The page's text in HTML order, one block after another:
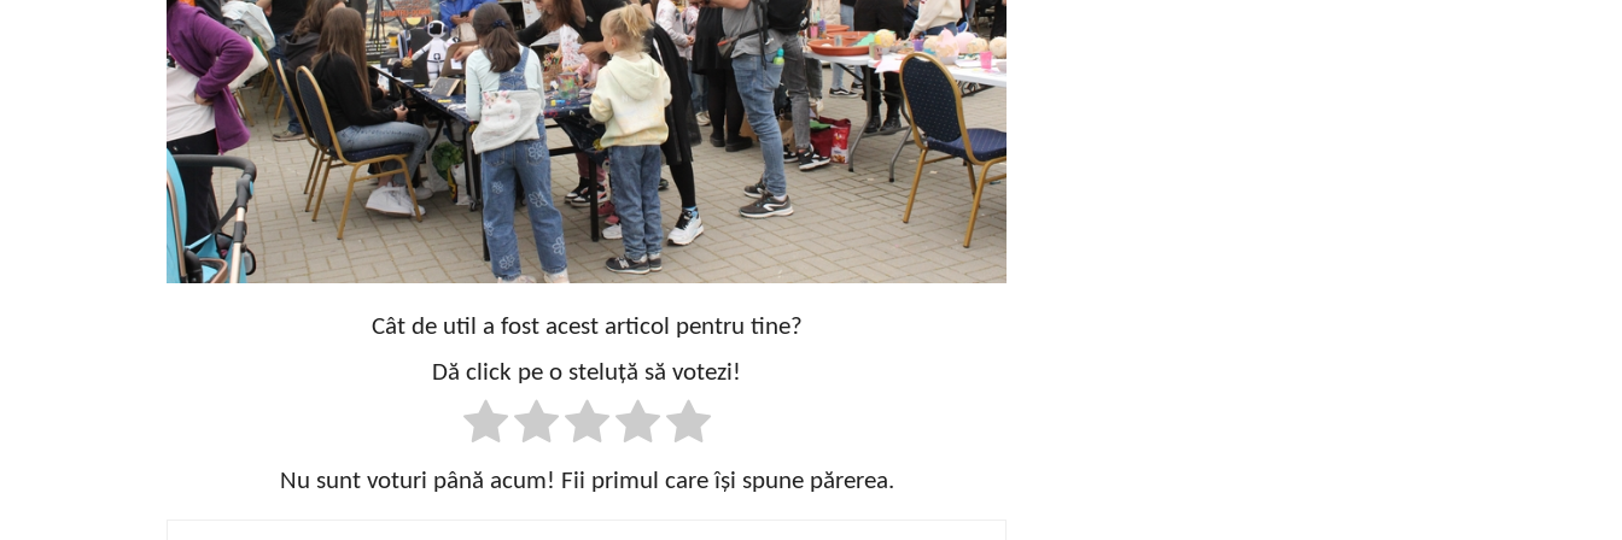
Cât de util a fost acest articol pentru tine?
Dă click pe o steluță să votezi!
Nu sunt voturi până acum! Fii primul care își spune părerea.